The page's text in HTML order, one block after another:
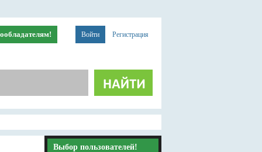
Войти Регистрация
Выбор пользователей!